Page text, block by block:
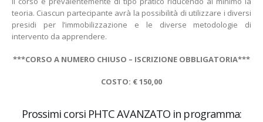
teoria. Ciascun partecipante avrà la possibilità di utilizzare i diversi
presidi per l’immobilizzazione e le diverse metodologie di
intervento da apprendere.
***CORSO A NUMERO CHIUSO – ISCRIZIONE OBBLIGATORIA***
COSTO: € 150,00
Prossimi corsi PHTC AVANZATO in programma: